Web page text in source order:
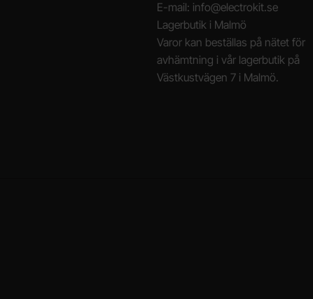
E-mail: info@electrokit.se
Lagerbutik i Malmö
Varor kan beställas på nätet för
avhämtning i vår lagerbutik på
Västkustvägen 7 i Malmö.